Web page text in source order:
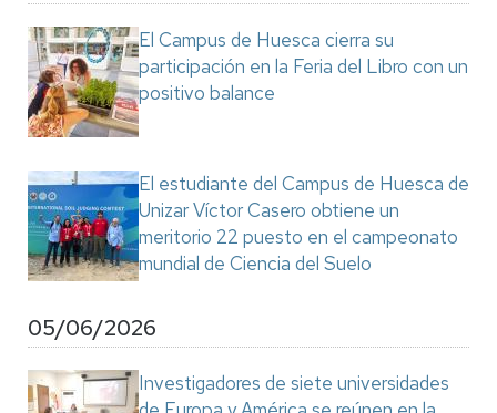
El Campus de Huesca cierra su
participación en la Feria del Libro con un
positivo balance
El estudiante del Campus de Huesca de
Unizar Víctor Casero obtiene un
meritorio 22 puesto en el campeonato
mundial de Ciencia del Suelo
05/06/2026
Investigadores de siete universidades